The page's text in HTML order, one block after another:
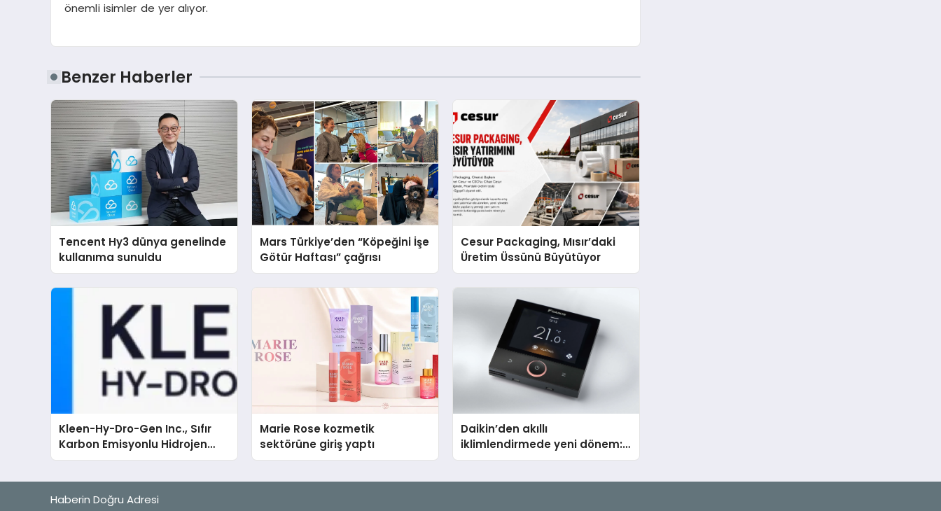
önemli isimler de yer alıyor.
Benzer Haberler
Tencent Hy3 dünya genelinde
kullanıma sunuldu
Mars Türkiye’den “Köpeğini İşe
Götür Haftası” çağrısı
Cesur Packaging, Mısır’daki
Üretim Üssünü Büyütüyor
Kleen-Hy-Dro-Gen Inc., Sıfır
Karbon Emisyonlu Hidrojen
Isıtma Teknolojisinde ISO ve
Marie Rose kozmetik
sektörüne giriş yaptı
Daikin’den akıllı
iklimlendirmede yeni dönem:
Madoka Plus Türkiye’de
Haberin Doğru Adresi